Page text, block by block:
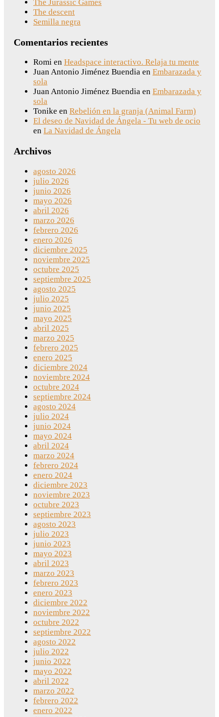
The Jurassic Games
The descent
Semilla negra
Comentarios recientes
Romi en Headspace interactivo. Relaja tu mente
Juan Antonio Jiménez Buendia en Embarazada y
sola
Juan Antonio Jiménez Buendia en Embarazada y
sola
Tonike en Rebelión en la granja (Animal Farm)
El deseo de Navidad de Ángela - Tu web de ocio
en La Navidad de Ángela
Archivos
agosto 2026
julio 2026
junio 2026
mayo 2026
abril 2026
marzo 2026
febrero 2026
enero 2026
diciembre 2025
noviembre 2025
octubre 2025
septiembre 2025
agosto 2025
julio 2025
junio 2025
mayo 2025
abril 2025
marzo 2025
febrero 2025
enero 2025
diciembre 2024
noviembre 2024
octubre 2024
septiembre 2024
agosto 2024
julio 2024
junio 2024
mayo 2024
abril 2024
marzo 2024
febrero 2024
enero 2024
diciembre 2023
noviembre 2023
octubre 2023
septiembre 2023
agosto 2023
julio 2023
junio 2023
mayo 2023
abril 2023
marzo 2023
febrero 2023
enero 2023
diciembre 2022
noviembre 2022
octubre 2022
septiembre 2022
agosto 2022
julio 2022
junio 2022
mayo 2022
abril 2022
marzo 2022
febrero 2022
enero 2022